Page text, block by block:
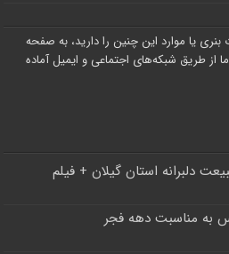
بنری یا موارد این چنین را دارید، به صفحه
از طریق شبکه‌های اجتماعی و ایمیل آماده
دلبرانه استان گیلان + فیلم